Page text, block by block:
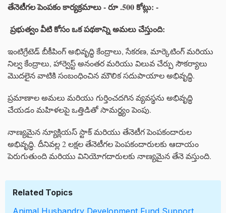
తేనెటీగలపెంపకంకార్యక్రమాలు-రూ.500కోట్లు: -
ప్రభుత్వంవీటికోసంఒకపథకాన్నిఅమలుచేస్తుంది:
ఇంటిగ్రేటెడ్ బీకీపింగ్ అభివృద్ధి కేంద్రాలు, సేకరణ, మార్కెటింగ్ మరియు
నిల్వ కేంద్రాలు, హార్వెస్ట్ అనంతర మరియు విలువ చేర్పు సౌకర్యాలు
మొదలైన వాటికి సంబంధించిన మౌలిక సదుపాయాల అభివృద్ధి.
ప్రమాణాల అమలు మరియు గుర్తించదగిన వ్యవస్థను అభివృద్ధి
చేయడం మహిళలపై ఒత్తిడితో సామర్థ్యం పెంపు.
నాణ్యమైన న్యూక్లియస్ స్టాక్ మరియు తేనెటీగ పెంపకందారుల
అభివృద్ధి. దీనివల్ల 2 లక్షల తేనెటీగల పెంపకందారులకు ఆదాయం
పెరుగుతుంది మరియు వినియోగదారులకు నాణ్యమైన తేనె వస్తుంది.
Related Topics
Animal Husbandry Development Fund Support